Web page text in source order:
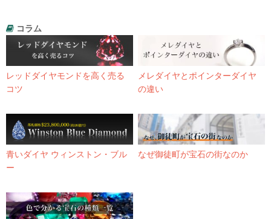
コラム
レッドダイヤモンドを高く売る
コツ
メレダイヤとポインターダイヤ
の違い
青いダイヤ ウィンストン・ブル
ー
なぜ御徒町が宝石の街なのか